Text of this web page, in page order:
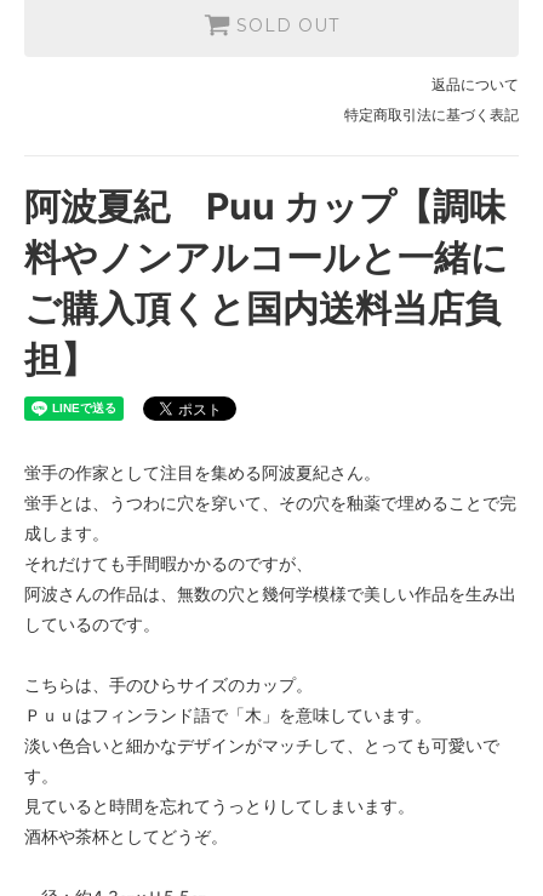
SOLD OUT
返品について
特定商取引法に基づく表記
阿波夏紀 Puu カップ【調味
料やノンアルコールと一緒に
ご購入頂くと国内送料当店負
担】
蛍手の作家として注目を集める阿波夏紀さん。
蛍手とは、うつわに穴を穿いて、その穴を釉薬で埋めることで完
成します。
それだけても手間暇かかるのですが、
阿波さんの作品は、無数の穴と幾何学模様で美しい作品を生み出
しているのです。
こちらは、手のひらサイズのカップ。
Ｐｕｕはフィンランド語で「木」を意味しています。
淡い色合いと細かなデザインがマッチして、とっても可愛いで
す。
見ていると時間を忘れてうっとりしてしまいます。
酒杯や茶杯としてどうぞ。